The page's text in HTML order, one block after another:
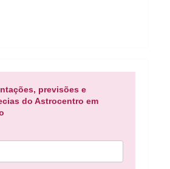
previsões e
do Astrocentro em